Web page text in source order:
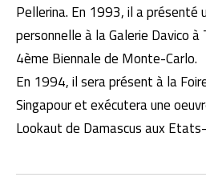
Pellerina. En 1993, il a présenté
personnelle à la Galerie Davico
4ème Biennale de Monte-Carlo.
En 1994, il sera présent à la
Singapour et exécutera une
Lookaut de Damascus aux